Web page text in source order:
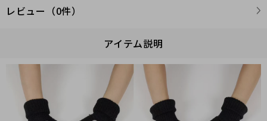
レビュー（0件）
アイテム説明